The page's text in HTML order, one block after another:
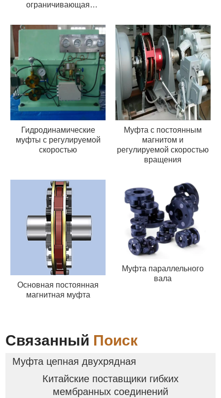
ограничивающая
Гидродинамические
муфты с регулируемой
скоростью
Муфта с постоянным
магнитом и
регулируемой скоростью
вращения
Основная постоянная
магнитная муфта
Муфта параллельного
вала
Связанный Поиск
Муфта цепная двухрядная
Китайские поставщики гибких
мембранных соединений